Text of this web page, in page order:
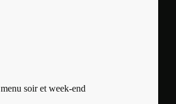
menu soir et week-end